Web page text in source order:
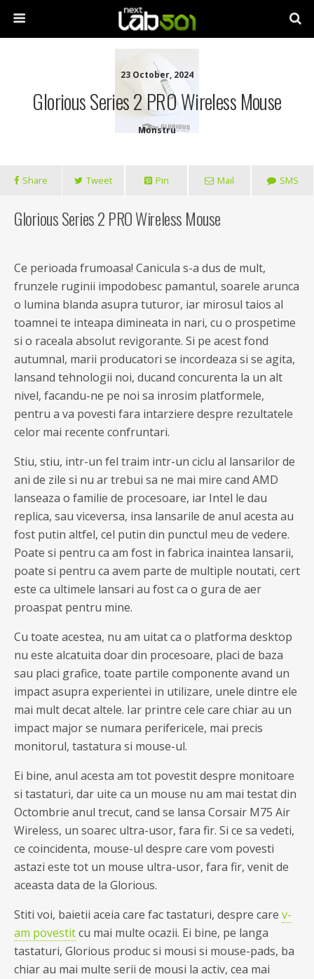
23 October, 2024
Glorious Series 2 PRO Wireless Mouse
Monstru
Share Tweet Pin Mail SMS
Glorious Series 2 PRO Wireless Mouse
Ce perioada frumoasa! Canicula s-a dus de mult,
frunzele ruginii impodobesc pamantul, soarele arunca
o lumina blanda asupra tuturor, iar mirosul taios al
toamnei te inteapa dimineata in nari, cu o prospetime
si o raceala absolut revigorante. Si pe acest fond
autumnal, marii producatori se incordeaza si se agita,
lansand tehnologii noi, ducand concurenta la un alt
nivel, facandu-ne pe noi sa inrosim platformele,
pentru a va povesti fara intarziere despre rezultatele
celor mai recente confruntari.
Stiu, stiu, intr-un fel traim intr-un ciclu al lansarilor de
ani de zile si nu ar trebui sa ne mai mire cand AMD
lanseaza o familie de procesoare, iar Intel le dau
replica, sau viceversa, insa lansarile de anul acesta au
fost putin altfel, cel putin din punctul meu de vedere.
Poate si pentru ca am fost in fabrica inaintea lansarii,
poate si pentru ca avem parte de multiple noutati, cert
este ca ultimele lansari au fost ca o gura de aer
proaspat pentru mine.
Cu toate acestea, nu am uitat ca o platforma desktop
nu este alcatuita doar din procesoare, placi de baza
sau placi grafice, toate partile componente avand un
impact asupra experientei in utilizare, unele dintre ele
mai mult decat altele. Iar printre cele care chiar au un
impact major se numara perifericele, mai precis
monitorul, tastatura si mouse-ul.
Ei bine, anul acesta am tot povestit despre monitoare
si tastaturi, dar uite ca un mouse nu am mai testat din
Octombrie anul trecut, cand se lansa Corsair M75 Air
Wireless, un soarec ultra-usor, fara fir. Si ce sa vedeti,
ce coincidenta, mouse-ul despre care vom povesti
astazi este tot un mouse ultra-usor, fara fir, venit de
aceasta data de la Glorious.
Stiti voi, baietii aceia care fac tastaturi, despre care v-
am povestitcu mai multe ocazii. Ei bine, pe langa
tastaturi, Glorious produc si mousi si mouse-pads, ba
chiar au mai multe serii de mousi la activ, cea mai